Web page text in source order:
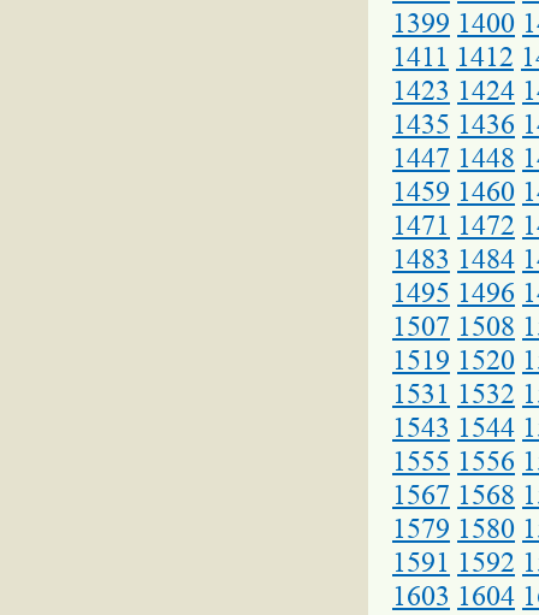
1399 1400
1411 1412
1423 1424
1435 1436
1447 1448
1459 1460
1471 1472
1483 1484
1495 1496
1507 1508
1519 1520
1531 1532
1543 1544
1555 1556
1567 1568
1579 1580
1591 1592
1603 1604